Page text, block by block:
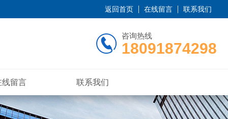
返回首页 在线留言 联系我们
咨询热线
18091874298
线留言 联系我们